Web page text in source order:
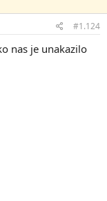
#1.124
nas je unakazilo